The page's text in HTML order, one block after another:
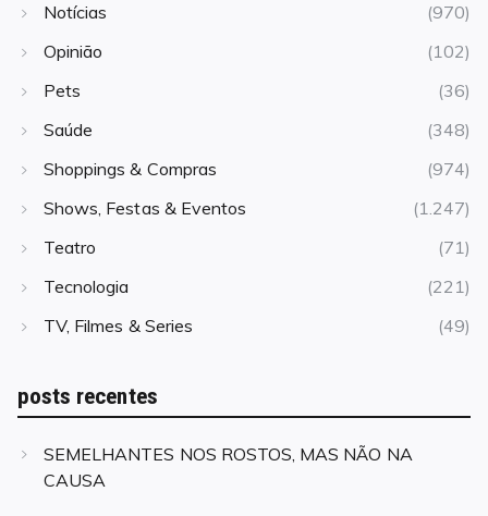
Notícias
(970)
Opinião
(102)
Pets
(36)
Saúde
(348)
Shoppings & Compras
(974)
Shows, Festas & Eventos
(1.247)
Teatro
(71)
Tecnologia
(221)
TV, Filmes & Series
(49)
posts recentes
SEMELHANTES NOS ROSTOS, MAS NÃO NA
CAUSA